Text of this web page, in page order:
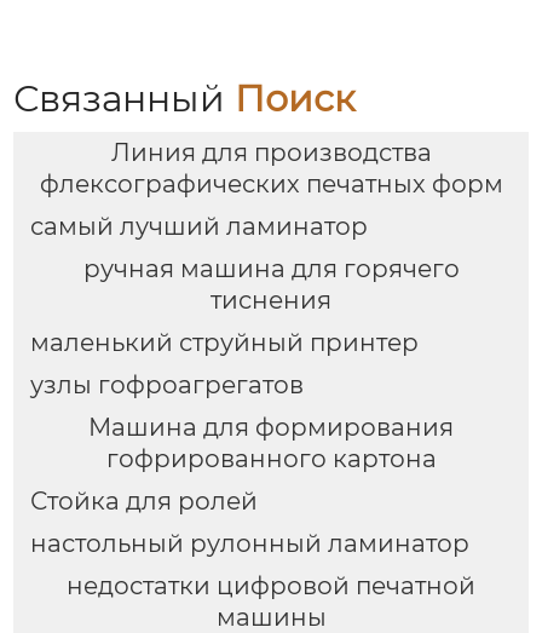
Связанный Поиск
Линия для производства
флексографических печатных форм
самый лучший ламинатор
ручная машина для горячего
тиснения
маленький струйный принтер
узлы гофроагрегатов
Машина для формирования
гофрированного картона
Стойка для ролей
настольный рулонный ламинатор
недостатки цифровой печатной
машины